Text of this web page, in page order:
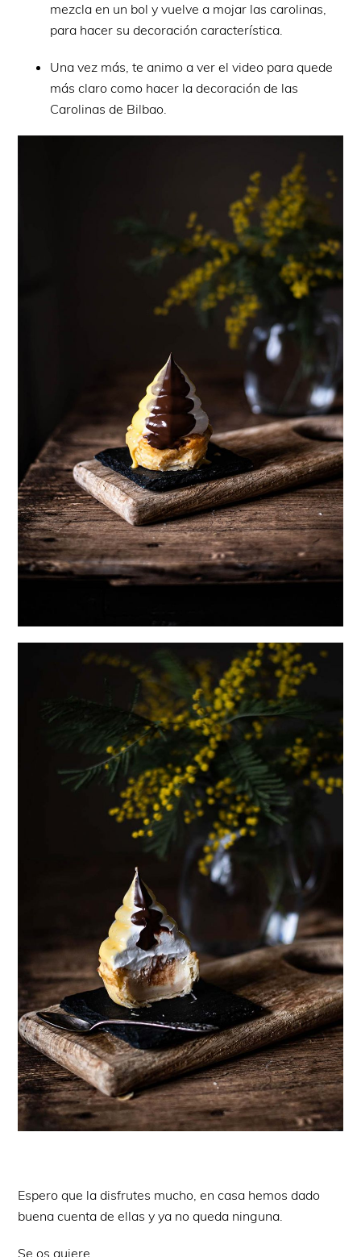
mezcla en un bol y vuelve a mojar las carolinas,
para hacer su decoración característica.
Una vez más, te animo a ver el video para quede
más claro como hacer la decoración de las
Carolinas de Bilbao.
Espero que la disfrutes mucho, en casa hemos dado
buena cuenta de ellas y ya no queda ninguna.
Se os quiere